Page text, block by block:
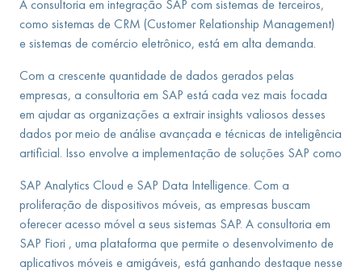
A consultoria em integração SAP com sistemas de terceiros,
como sistemas de CRM (Customer Relationship Management)
e sistemas de comércio eletrônico, está em alta demanda.
Com a crescente quantidade de dados gerados pelas
empresas, a consultoria em SAP está cada vez mais focada
em ajudar as organizações a extrair insights valiosos desses
dados por meio de análise avançada e técnicas de inteligência
artificial. Isso envolve a implementação de soluções SAP como
SAP Analytics Cloud e SAP Data Intelligence. Com a
proliferação de dispositivos móveis, as empresas buscam
oferecer acesso móvel a seus sistemas SAP. A consultoria em
SAP Fiori , uma plataforma que permite o desenvolvimento de
aplicativos móveis e amigáveis, está ganhando destaque nesse